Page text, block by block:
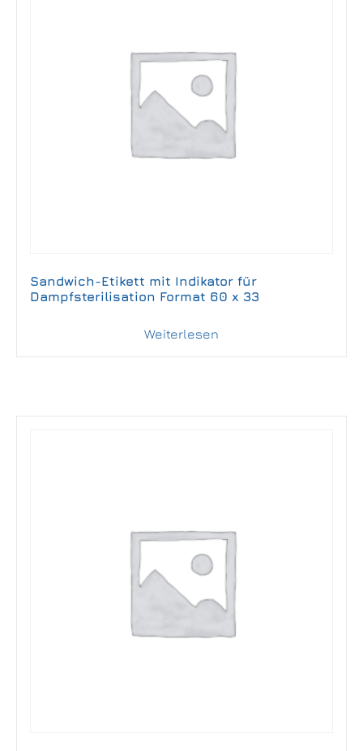
Sandwich-Etikett mit Indikator für
Dampfsterilisation Format 60 x 33
Weiterlesen